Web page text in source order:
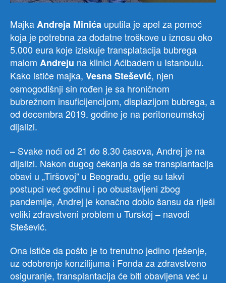
MajkaAndreja Minića uputila je apel za pomoć
koja je potrebna za dodatne troškove u iznosu oko
5.000 eura koje iziskuje transplatacija bubrega
malom Andreju na klinici Aćibadem u Istanbulu.
Kako ističe majka, Vesna Stešević, njen
osmogodišnji sin rođen je sa hroničnom
bubrežnom insuficijencijom, displazijom bubrega, a
od decembra 2019. godine je na peritoneumskoj
dijalizi.
– Svake noći od 21 do 8.30 časova, Andrej je na
dijalizi. Nakon dugog čekanja da se transplantacija
obavi u „Tiršovoj“ u Beogradu, gdje su takvi
postupci već godinu i po obustavljeni zbog
pandemije, Andrej je konačno dobio šansu da riješi
veliki zdravstveni problem u Turskoj – navodi
Stešević.
Ona ističe da pošto je to trenutno jedino rješenje,
uz odobrenje konzilijuma i Fonda za zdravstveno
osiguranje, transplantacija će biti obavljena već u